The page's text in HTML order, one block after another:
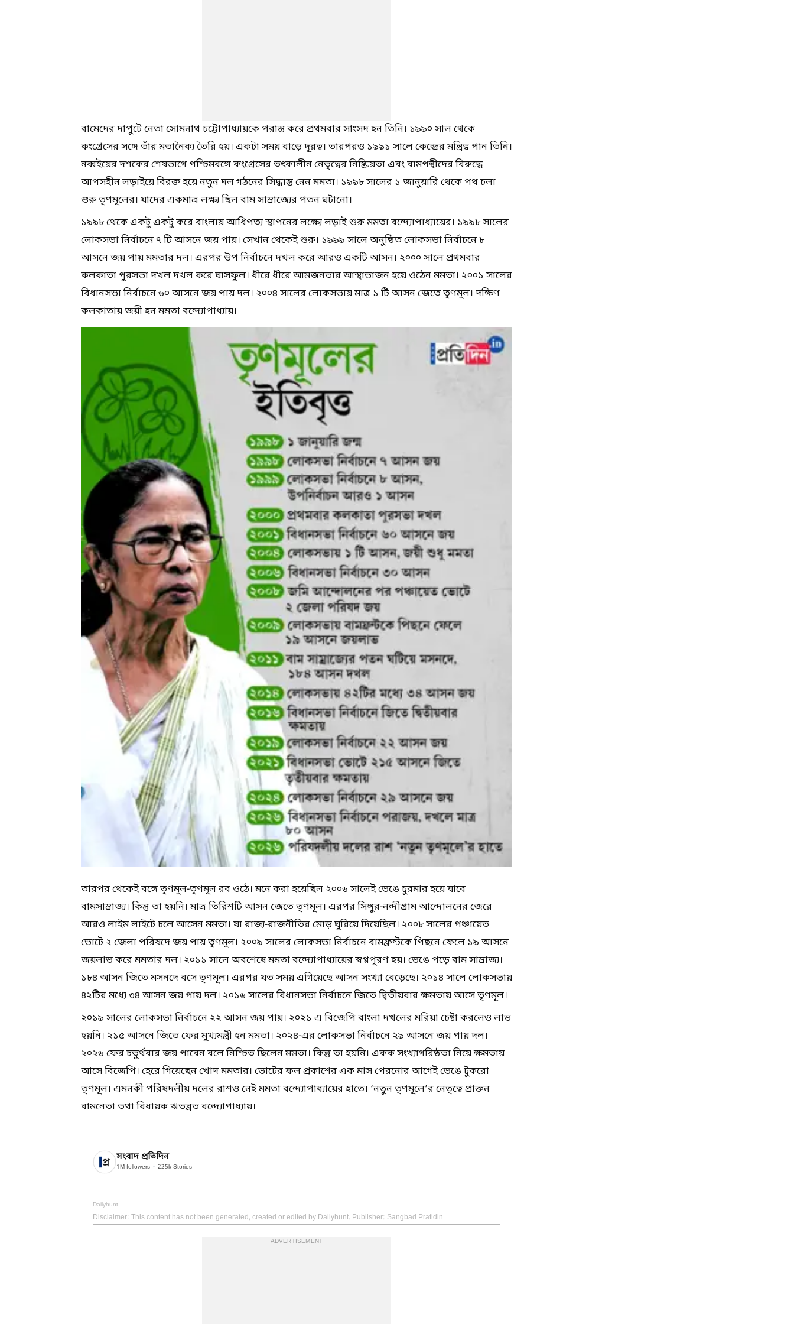
বামেদের দাপুটে নেতা সোমনাথ চট্টোপাধ্যায়কে পরাস্ত করে প্রথমবার সাংসদ হন তিনি। ১৯৯০ সাল থেকে
কংগ্রেসের সঙ্গে তাঁর মতানৈক্য তৈরি হয়। একটা সময় বাড়ে দূরত্ব। তারপরও ১৯৯১ সালে কেন্দ্রের মন্ত্রিত্ব পান তিনি।
নব্বইয়ের দশকের শেষভাগে পশ্চিমবঙ্গে কংগ্রেসের তৎকালীন নেতৃত্বের নিষ্ক্রিয়তা এবং বামপন্থীদের বিরুদ্ধে
আপসহীন লড়াইয়ে বিরক্ত হয়ে নতুন দল গঠনের সিদ্ধান্ত নেন মমতা। ১৯৯৮ সালের ১ জানুয়ারি থেকে পথ চলা
শুরু তৃণমূলের। যাদের একমাত্র লক্ষ্য ছিল বাম সাম্রাজ্যের পতন ঘটানো।
১৯৯৮ থেকে একটু একটু করে বাংলায় আধিপত্য স্থাপনের লক্ষ্যে লড়াই শুরু মমতা বন্দ্যোপাধ্যায়ের। ১৯৯৮ সালের
লোকসভা নির্বাচনে ৭ টি আসনে জয় পায়। সেখান থেকেই শুরু। ১৯৯৯ সালে অনুষ্ঠিত লোকসভা নির্বাচনে ৮
আসনে জয় পায় মমতার দল। এরপর উপ নির্বাচনে দখল করে আরও একটি আসন। ২০০০ সালে প্রথমবার
কলকাতা পুরসভা দখল দখল করে ঘাসফুল। ধীরে ধীরে আমজনতার আস্থাভাজন হয়ে ওঠেন মমতা। ২০০১ সালের
বিধানসভা নির্বাচনে ৬০ আসনে জয় পায় দল। ২০০৪ সালের লোকসভায় মাত্র ১ টি আসন জেতে তৃণমূল। দক্ষিণ
কলকাতায় জয়ী হন মমতা বন্দ্যোপাধ্যায়।
তারপর থেকেই বঙ্গে তৃণমূল-তৃণমূল রব ওঠে। মনে করা হয়েছিল ২০০৬ সালেই ভেঙে চুরমার হয়ে যাবে
বামসাম্রাজ্য। কিন্তু তা হয়নি। মাত্র তিরিশটি আসন জেতে তৃণমূল। এরপর সিঙ্গুর-নন্দীগ্রাম আন্দোলনের জেরে
আরও লাইম লাইটে চলে আসেন মমতা। যা রাজ্য-রাজনীতির মোড় ঘুরিয়ে দিয়েছিল। ২০০৮ সালের পঞ্চায়েত
ভোটে ২ জেলা পরিষদে জয় পায় তৃণমূল। ২০০৯ সালের লোকসভা নির্বাচনে বামফ্রন্টকে পিছনে ফেলে ১৯ আসনে
জয়লাভ করে মমতার দল। ২০১১ সালে অবশেষে মমতা বন্দ্যোপাধ্যায়ের স্বপ্নপূরণ হয়। ভেঙে পড়ে বাম সাম্রাজ্য।
১৮৪ আসন জিতে মসনদে বসে তৃণমূল। এরপর যত সময় এগিয়েছে আসন সংখ্যা বেড়েছে। ২০১৪ সালে লোকসভায়
৪২টির মধ্যে ৩৪ আসন জয় পায় দল। ২০১৬ সালের বিধানসভা নির্বাচনে জিতে দ্বিতীয়বার ক্ষমতায় আসে তৃণমূল।
২০১৯ সালের লোকসভা নির্বাচনে ২২ আসন জয় পায়। ২০২১ এ বিজেপি বাংলা দখলের মরিয়া চেষ্টা করলেও লাভ
হয়নি। ২১৫ আসনে জিতে ফের মুখ্যমন্ত্রী হন মমতা। ২০২৪-এর লোকসভা নির্বাচনে ২৯ আসনে জয় পায় দল।
২০২৬ ফের চতুর্থবার জয় পাবেন বলে নিশ্চিত ছিলেন মমতা। কিন্তু তা হয়নি। একক সংখ্যাগরিষ্ঠতা নিয়ে ক্ষমতায়
আসে বিজেপি। হেরে গিয়েছেন খোদ মমতার। ভোটের ফল প্রকাশের এক মাস পেরনোর আগেই ভেঙে টুকরো
তৃণমূল। এমনকী পরিষদলীয় দলের রাশও নেই মমতা বন্দ্যোপাধ্যায়ের হাতে। ‘নতুন তৃণমূলে’র নেতৃত্বে প্রাক্তন
বামনেতা তথা বিধায়ক ঋতব্রত বন্দ্যোপাধ্যায়।
সংবাদ প্রতিদিন
1M followers 225k Stories
Dailyhunt
Disclaimer: This content has not been generated, created or edited by Dailyhunt. Publisher: Sangbad Pratidin
ADVERTISEMENT